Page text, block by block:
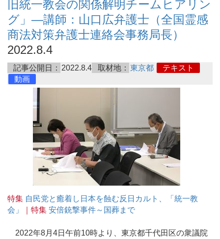
旧統一教会の関係解明チームヒアリン
グ」―講師：山口広弁護士（全国霊感
商法対策弁護士連絡会事務局長）
2022.8.4
記事公開日： 2022.8.4 取材地： 東京都
テキスト
動画
特集 自民党と癒着し日本を蝕む反日カルト、「統一教
会」
｜特集 安倍銃撃事件～国葬まで
2022年8月4日午前10時より、東京都千代田区の衆議院